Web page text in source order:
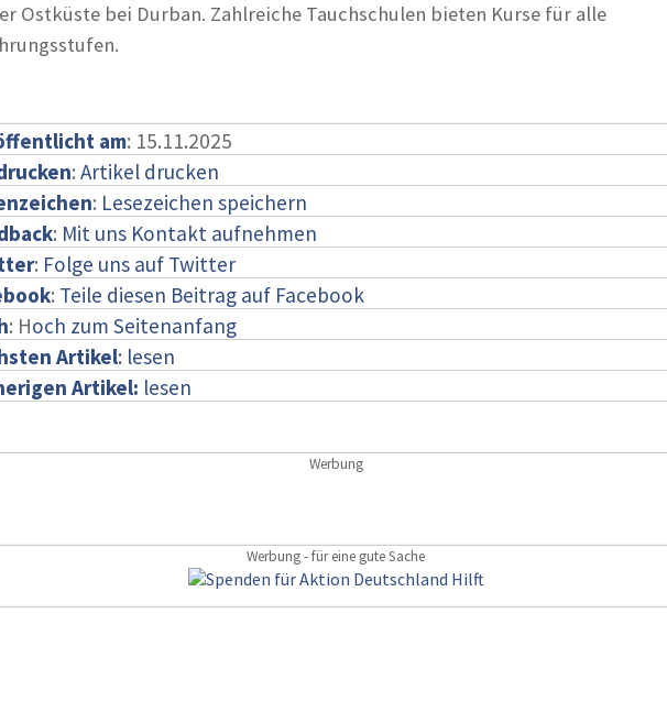
Ostküste bei Durban. Zahlreiche Tauchschulen bieten Kurse für alle
am: 15.11.2025
: Artikel drucken
: Lesezeichen speichern
: Mit uns Kontakt aufnehmen
: Folge uns auf Twitter
: Teile diesen Beitrag auf Facebook
: Hoch zum Seitenanfang
Artikel: lesen
Artikel: lesen
Werbung
Werbung - für eine gute Sache